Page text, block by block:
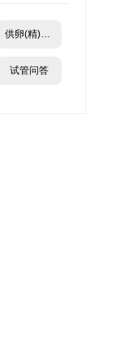
供卵(精)试管
试管问答